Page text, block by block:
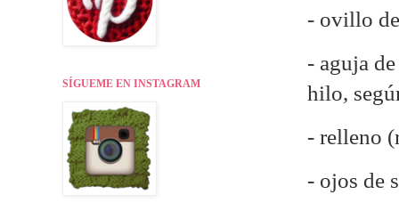
- ovillo
- aguja
hilo,
- relleno
- ojos de
SÍGUEME EN INSTAGRAM